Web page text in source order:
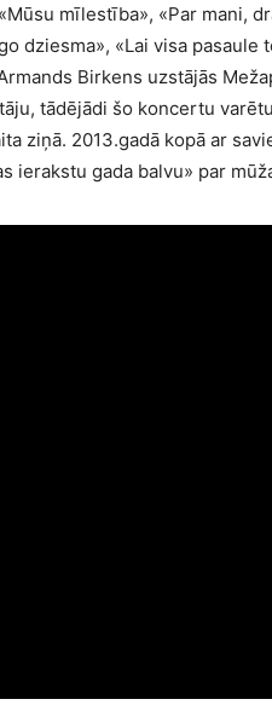
mīlestība», «Par mani,
dziesma», «Lai visa pasaule
Birkens uzstājās
tādējādi šo koncertu
ziņā. 2013.gadā kopā ar
ierakstu gada balvu» par